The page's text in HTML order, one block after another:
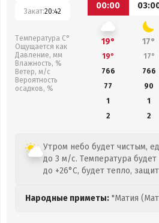
Закат:20:42
Температура С°
Ощущается как
Давление, мм
Влажность, %
Ветер, м/с
Вероятность
осадков, %
00:00
19° 17°
19° 17°
766
766
77
90
1
1
2
2
Утром небо будет чистым,
до 3 м/с. Температура будет
до +26°C, будет тепло,
Народные приметы: "Матия